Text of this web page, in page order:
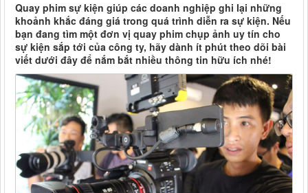
Quay phim sự kiện giúp các doanh nghiệp ghi lại những
khoảnh khắc đáng giá trong quá trình diễn ra sự kiện. Nếu
bạn đang tìm một đơn vị quay phim chụp ảnh uy tín cho
sự kiện sắp tới của công ty, hãy dành ít phút theo dõi bài
viết dưới đây để nắm bắt nhiều thông tin hữu ích nhé!